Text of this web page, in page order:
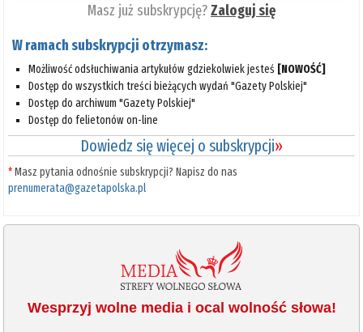
Masz już subskrypcję?Zaloguj się
W ramach subskrypcji otrzymasz:
Możliwość odsłuchiwania artykułów gdziekolwiek jesteś [NOWOŚĆ]
Dostęp do wszystkich treści bieżących wydań "Gazety Polskiej"
Dostęp do archiwum "Gazety Polskiej"
Dostęp do felietonów on-line
Dowiedz się więcej o subskrypcji»
*Masz pytania odnośnie subskrypcji? Napisz do nas
prenumerata@gazetapolska.pl
Wesprzyj wolne media i ocal wolność słowa!